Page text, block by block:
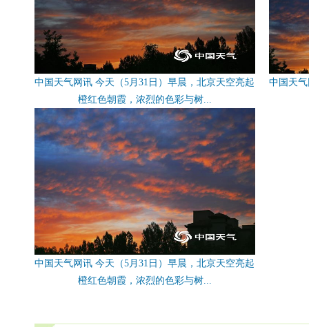
中国天气网讯 今天（5月31日）早晨，北京天空亮起
橙红色朝霞，浓烈的色彩与树...
中国天
中国天气网讯 今天（5月31日）早晨，北京天空亮起
橙红色朝霞，浓烈的色彩与树...